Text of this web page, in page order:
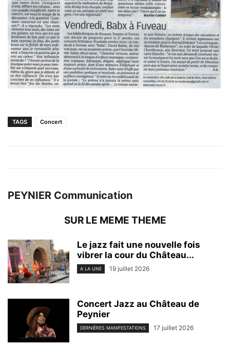
TAGS Concert
PEYNIER Communication
SUR LE MEME THEME
Le jazz fait une nouvelle fois
vibrer la cour du Château...
A LA UNE 19 juillet 2026
Concert Jazz au Château de
Peynier
DERNIÈRES MANIFESTATIONS 17 juillet 2026